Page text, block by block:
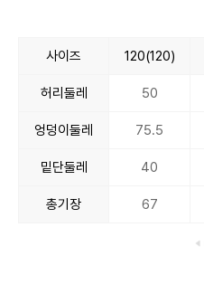
사이즈 120(120)
허리둘레 50
엉덩이둘레 75.5
밑단둘레 40
총기장 67